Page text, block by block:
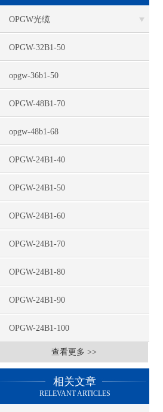
OPGW光缆
OPGW-32B1-50
opgw-36b1-50
OPGW-48B1-70
opgw-48b1-68
OPGW-24B1-40
OPGW-24B1-50
OPGW-24B1-60
OPGW-24B1-70
OPGW-24B1-80
OPGW-24B1-90
OPGW-24B1-100
查看更多 >>
相关文章
RELEVANT ARTICLES